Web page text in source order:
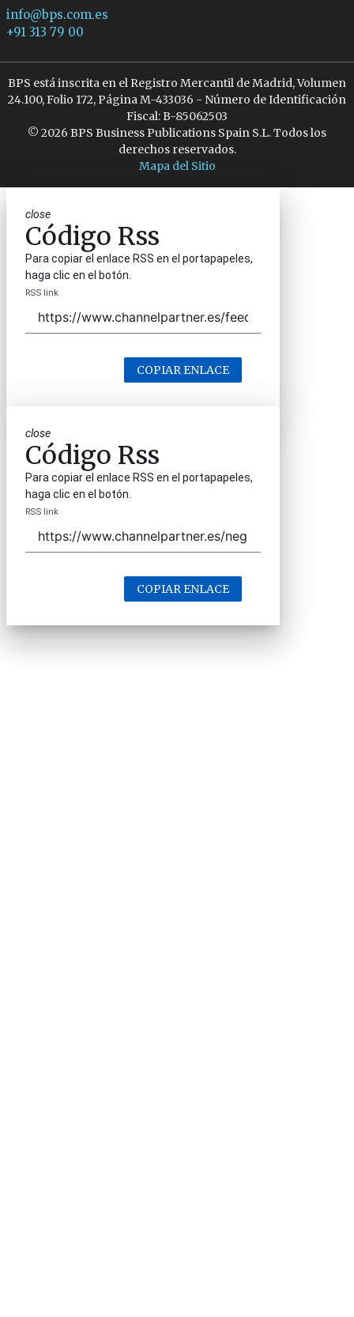
info@bps.com.es
+91 313 79 00
BPS está inscrita en el Registro Mercantil de Madrid, Volumen
24.100, Folio 172, Página M-433036 - Número de Identificación
Fiscal: B-85062503
© 2026 BPS Business Publications Spain S.L. Todos los
derechos reservados.
Mapa del Sitio
close
Código Rss
Para copiar el enlace RSS en el portapapeles,
haga clic en el botón.
RSS link
COPIAR ENLACE
close
Código Rss
Para copiar el enlace RSS en el portapapeles,
haga clic en el botón.
RSS link
COPIAR ENLACE